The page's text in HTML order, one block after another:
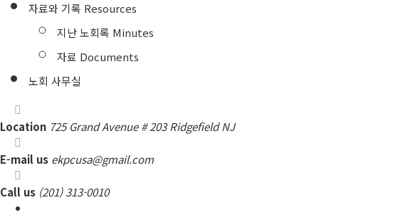
자료와 기록 Resources
지난 노회록 Minutes
자료 Documents
노회 사무실
Location 725 Grand Avenue # 203 Ridgefield NJ
E-mail us ekpcusa@gmail.com
Call us (201) 313-0010